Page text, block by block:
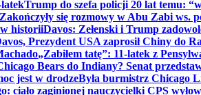
Trump do szefa policji 20 lat temu:
Zakończyły się rozmowy w Abu Zabi ws.
historiiDavos: Zełenski i Trump
Prezydent USA zaprosił Chiny do
„Zabiłem tatę”: 11-latek z
Bears do Indiany? Senat
jest w drodzeByła burmistrz Chicago
ciało zaginionej nauczycielki CPS